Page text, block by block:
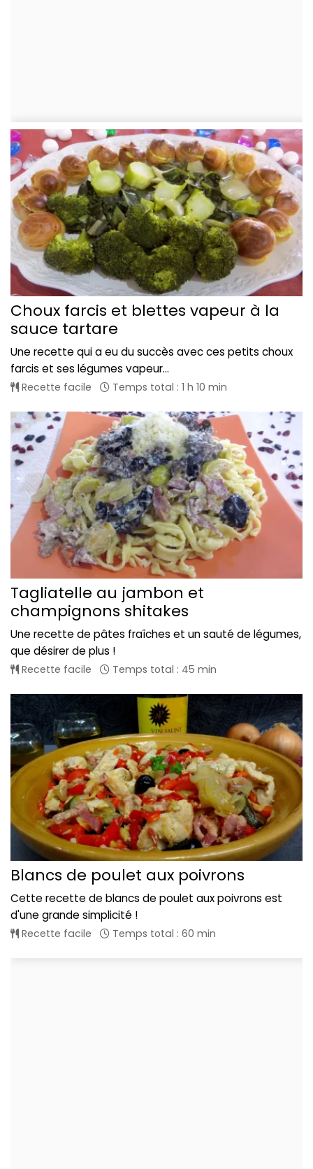
Choux farcis et blettes vapeur à la
sauce tartare
Une recette qui a eu du succès avec ces petits choux
farcis et ses légumes vapeur...
Recette facile Temps total : 1 h 10 min
Tagliatelle au jambon et
champignons shitakes
Une recette de pâtes fraîches et un sauté de légumes,
que désirer de plus !
Recette facile Temps total : 45 min
Blancs de poulet aux poivrons
Cette recette de blancs de poulet aux poivrons est
d'une grande simplicité !
Recette facile Temps total : 60 min